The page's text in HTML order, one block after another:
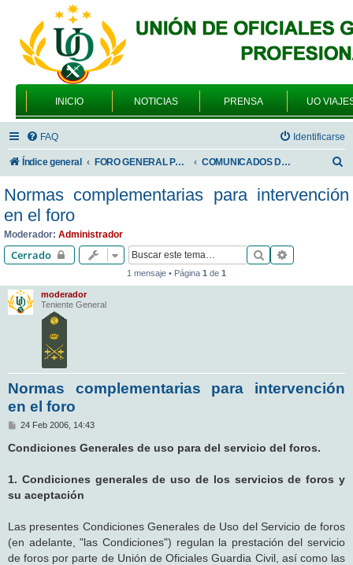
INICIO NOTICIAS PRENSA UO
FAQ Identificarse
Índice general FORO GENERAL PARA TODOS LOS USUARIOS COMUNICADOS DE LA UNIÓN DE OFICIALES
s
Normas complementarias para intervención
en el foro
Moderador: Administrador
Cerrado Buscar
1 mensaje • Página 1 de 1
moderador
Teniente General
Normas complementarias para intervención
en el foro
M
n
s
24 Feb 2006, 14:43
Condiciones Generales de uso para del servicio del foros.
1. Condiciones generales de uso de los servicios de foros y
su aceptación
Las presentes Condiciones Generales de Uso del Servicio de foros
(en adelante, "las Condiciones") regulan la prestación del servicio
de foros por parte de Unión de Oficiales Guardia Civil, así como las